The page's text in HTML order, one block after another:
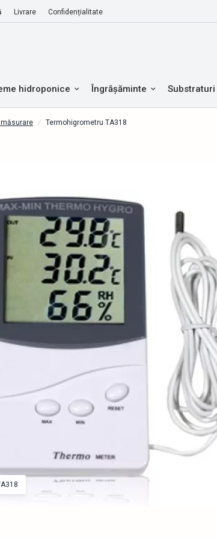
Livrare Confidențialitate
hidroponice Îngrășăminte Substraturi
/ Termohigrometru TA318